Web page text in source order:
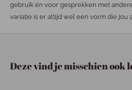
gebruik én voor gesprekken met
variatie is er altijd wel een vorm die jou
Deze vind je misschien ook